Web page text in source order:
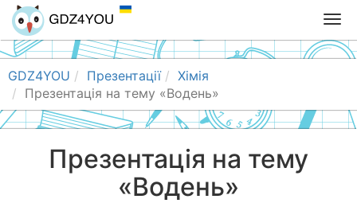
T
o
g
e
n
GDZ4YOU Презентації
Хімія
Презентація на тему «Водень»
Презентація на тему
«Водень»